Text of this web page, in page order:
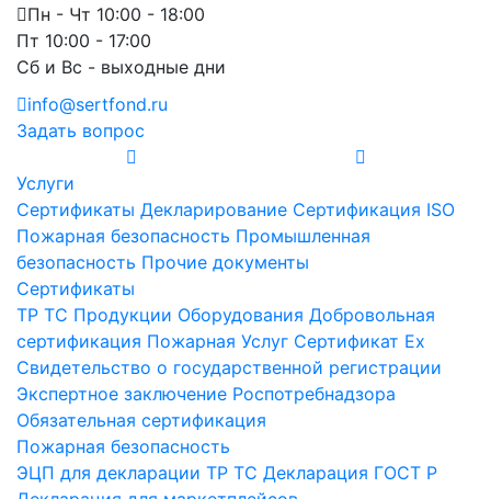
Пн - Чт 10:00 - 18:00
Пт 10:00 - 17:00
Сб и Вс - выходные дни
info@sertfond.ru
Задать вопрос
Услуги
Сертификаты Декларирование Сертификация ISO
Пожарная безопасность Промышленная
безопасность Прочие документы
Сертификаты
ТР ТС Продукции Оборудования Добровольная
сертификация Пожарная Услуг Сертификат Ex
Свидетельство о государственной регистрации
Экспертное заключение Роспотребнадзора
Обязательная сертификация
Пожарная безопасность
ЭЦП для декларации ТР ТС Декларация ГОСТ Р